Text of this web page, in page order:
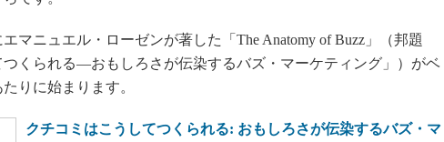
マニュエル・ローゼンが著した「The Anatomy of Buzz」（邦題
つくられる―おもしろさが伝染するバズ・マーケティング」）がベ
りに始まります。
クチコミはこうしてつくられる: おもしろさが伝染するバズ・マ